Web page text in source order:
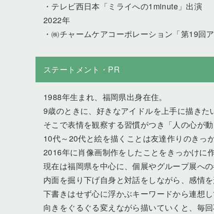
・テレビ西日本「ミライへの1minute」出演
2022年
・㈱チャームケアコーポレーション「第19回
ステートメント・PR
1988年生まれ、福岡県出身在住。
9歳のときに、好きなアイドルを上手に描きた
そこで表情を観察する習慣がつき「人の心が
10代～20代と絵を描くことは友達作りのきっ
2016年に肖像画制作をしたことをきっかけに
現在は福岡県を中心に、個展やグループ展へ
内面を掘り下げ自身と対話をしながら、感情
下書きはせず心に浮かぶキーワードから連想し
向きをぐるぐる変えながら描いていくと、毎